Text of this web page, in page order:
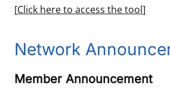
[Click here to access the tool]
Network
Member Announcement